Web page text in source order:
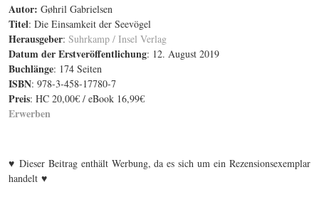
Autor: Gøhril Gabrielsen
Titel: Die Einsamkeit der Seevögel
Herausgeber: Suhrkamp / Insel Verlag
Datum der Erstveröffentlichung: 12. August 2019
Buchlänge: 174 Seiten
ISBN: 978-3-458-17780-7
Preis: HC 20,00€ / eBook 16,99€
Erwerben
♥ Dieser Beitrag enthält Werbung, da es sich um ein Rezensionsexemplar
handelt ♥